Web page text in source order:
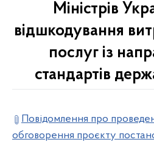
Міністрів
відшкодування
послуг із
стандартів
Повідомлення про
обговорення проєкту